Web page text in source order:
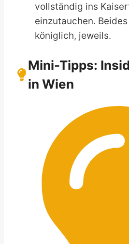
vollständig ins
einzutauchen.
königlich, jeweils.
Mini-Tipps:
in Wien